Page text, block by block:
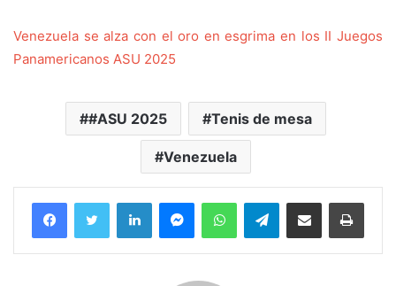
Venezuela se alza con el oro en esgrima en los II Juegos
Panamericanos ASU 2025
#ASU 2025 Tenis de mesa
Venezuela
FacebookTwitter LinkedInMessengerWhatsAppTelegramCompartir por correo electrónico